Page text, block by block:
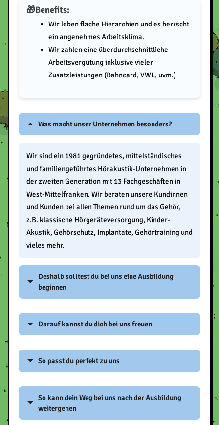
Benefits:
Wir leben flache Hierarchien und es herrscht
ein angenehmes Arbeitsklima.
Wir zahlen eine überdurchschnittliche
Arbeitsvergütung inklusive vieler
Zusatzleistungen (Bahncard, VWL, uvm.)
Was macht unser Unternehmen besonders?
Wir sind ein 1981 gegründetes, mittelständisches
und familiengeführtes Hörakustik-Unternehmen in
der zweiten Generation mit 13 Fachgeschäften in
West-Mittelfranken. Wir beraten unsere Kundinnen
und Kunden bei allen Themen rund um das Gehör,
z.B. klassische Hörgeräteversorgung, Kinder-
Akustik, Gehörschutz, Implantate, Gehörtraining und
vieles mehr.
Deshalb solltest du bei uns eine Ausbildung
beginnen
Unser Beruf ist zukunftssicher, praxisnah, vielseitig,
systemrelevant und bereichernd.
Darauf kannst du dich bei uns freuen
Während Deiner Ausbildung bieten wir Dir
individuelle Betreuung durch unser erfahrenes
Ausbilder-Team und eine herausragende Work-Life-
Balance. Der theoretische Teil der 3-jährigen
Ausbildung findet blockweise an der
Landesberufsschule für Hörakustik in Lübeck an der
So passt du perfekt zu uns
Du passt perfekt zu uns, wenn Du Dich für
technische Zusammenhänge interessierst und über
handwerkliches Geschick verfügst. Du bist
So kann dein Weg bei uns nach der Ausbildung
weitergehen